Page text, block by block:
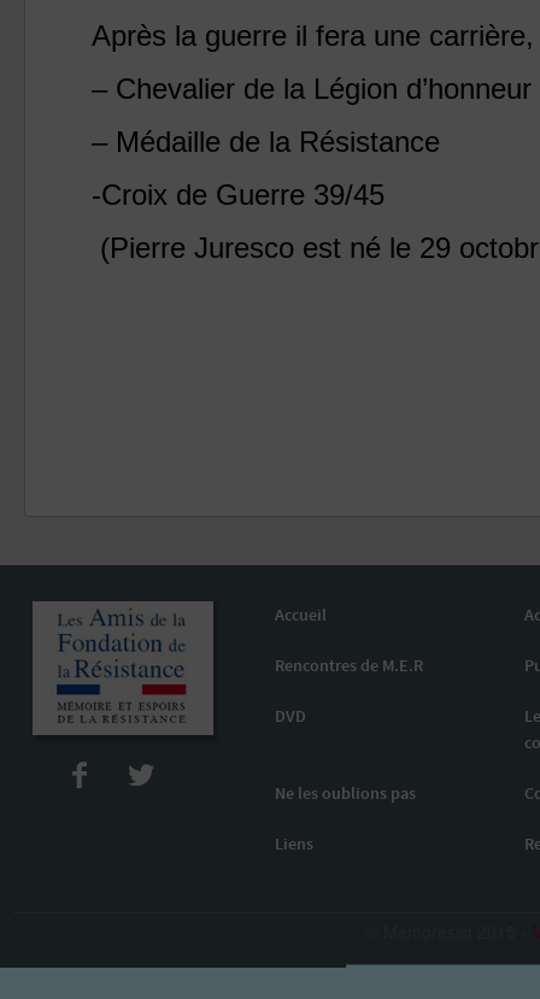
Après la guerre il fera une
– Chevalier de la Légion d’honneur
– Médaille de la Résistance
-Croix de Guerre 39/45
(Pierre Juresco est né le 29
Accueil
Rencontres de M.E.R
DVD
Ne les oublions pas
Liens